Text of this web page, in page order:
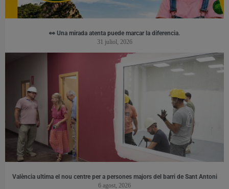
👀 Una mirada atenta puede marcar la diferencia.
31 juliol, 2026
València ultima el nou centre per a persones majors del barri de Sant Antoni
6 agost, 2026